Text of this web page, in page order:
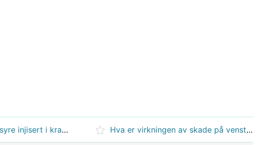
Hva er effekten av syre injisert i kraniehulen? Hva er virkningen av skade på venstre frontalhode?